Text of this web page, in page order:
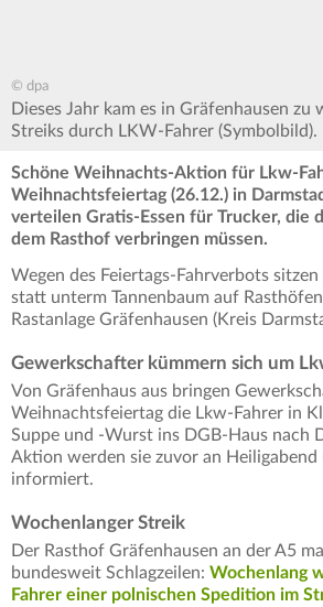
© dpa
Dieses Jahr kam es in Gräfenhausen zu
Streiks durch LKW-Fahrer (Symbolbild).
Schöne Weihnachts-Aktion für Lkw-
Weihnachtsfeiertag (26.12.) in
verteilen Gratis-Essen für Trucker, die
dem Rasthof verbringen müssen.
Wegen des Feiertags-Fahrverbots
statt unterm Tannenbaum auf
Rastanlage Gräfenhausen (Kreis
Gewerkschafter kümmern sich um
Von Gräfenhaus aus bringen
Weihnachtsfeiertag die Lkw-Fahrer in
Suppe und -Wurst ins DGB-Haus nach
Aktion werden sie zuvor an Heiligabend
informiert.
Wochenlanger Streik
Der Rasthof Gräfenhausen an der A5
bundesweit Schlagzeilen: Wochenlang
Fahrer einer polnischen Spedition im